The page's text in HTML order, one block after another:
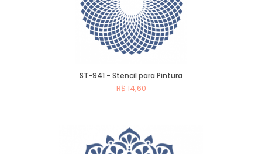
ST-941 - Stencil para Pintura
R$ 14,60